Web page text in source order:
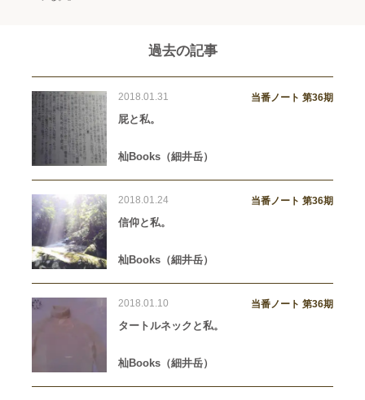
過去の記事
2018.01.31 当番ノート 第36期
屁と私。
杣Books（細井岳）
2018.01.24 当番ノート 第36期
信仰と私。
杣Books（細井岳）
2018.01.10 当番ノート 第36期
タートルネックと私。
杣Books（細井岳）